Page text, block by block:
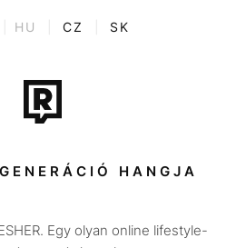
ENTR
Tudomány
Sport
Társadalom
Utazás
HU CZ SK
HANGJA
Egy olyan online lifestyle-